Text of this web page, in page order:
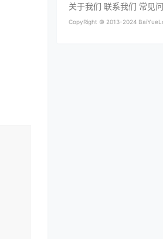
关于我们 联系我们 常见
CopyRight © 2013-2024